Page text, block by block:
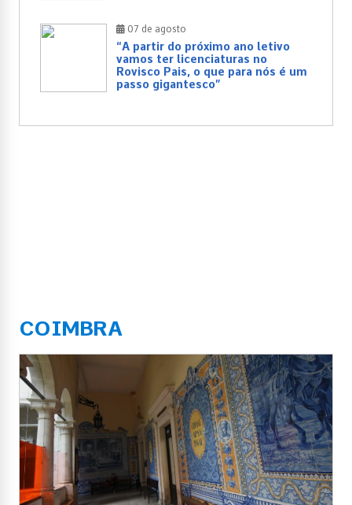
07 de agosto
“A partir do próximo ano letivo
vamos ter licenciaturas no
Rovisco Pais, o que para nós é um
passo gigantesco”
COIMBRA